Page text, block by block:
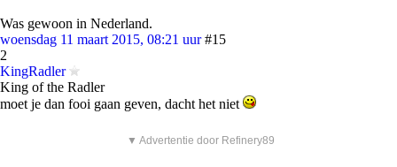
Was gewoon in Nederland.
woensdag 11 maart 2015, 08:21 uur #15
2
KingRadler
King of the Radler
moet je dan fooi gaan geven, dacht het niet
▼ Advertentie door Refinery89